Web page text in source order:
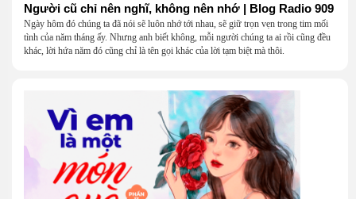
Người cũ chỉ nên nghĩ, không nên nhớ | Blog Radio 909
Ngày hôm đó chúng ta đã nói sẽ luôn nhớ tới nhau, sẽ giữ trọn vẹn trong tim mối
tình của năm tháng ấy. Nhưng anh biết không, mỗi người chúng ta ai rồi cũng đều
khác, lời hứa năm đó cũng chỉ là tên gọi khác của lời tạm biệt mà thôi.